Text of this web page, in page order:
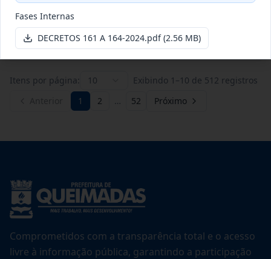
Data:20/07/2026 Ver detalhes
Itens por página: 10 Exibindo 1 –10 de 512 registros
1 2 … 52 Próximo
Comprometidos com a transparência total e o acesso
livre à informação pública, garantindo a participação
Fases Internas
DECRETOS 161 A 164-2024.pdf(2.56 MB)